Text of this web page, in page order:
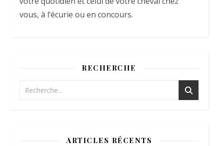
vous, à l’écurie ou en concours.
RECHERCHE
ARTICLES RÉCENTS